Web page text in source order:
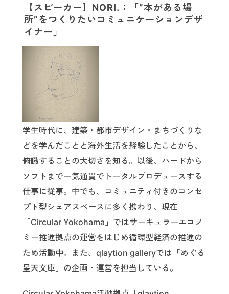
【スピーカー】NORI.：「”本がある場
所”をつくりたいコミュニケーションデザ
イナー」
学生時代に、建築・都市デザイン・まちづくりな
どを学んだことと海外生活を経験したことから、
俯瞰することの大切さを知る。以後、ハードから
ソフトまで一気通貫でトータルプロデュースする
仕事に従事。中でも、コミュニティ付きのコンセ
プト型シェアスペースに多く携わり、現在
「Circular Yokohama」ではサーキュラーエコノ
ミー推進拠点の運営をはじめ循環型経済の推進の
ため活動中。また、qlaytion galleryでは「めぐる
星天文庫」の企画・運営を担当している。